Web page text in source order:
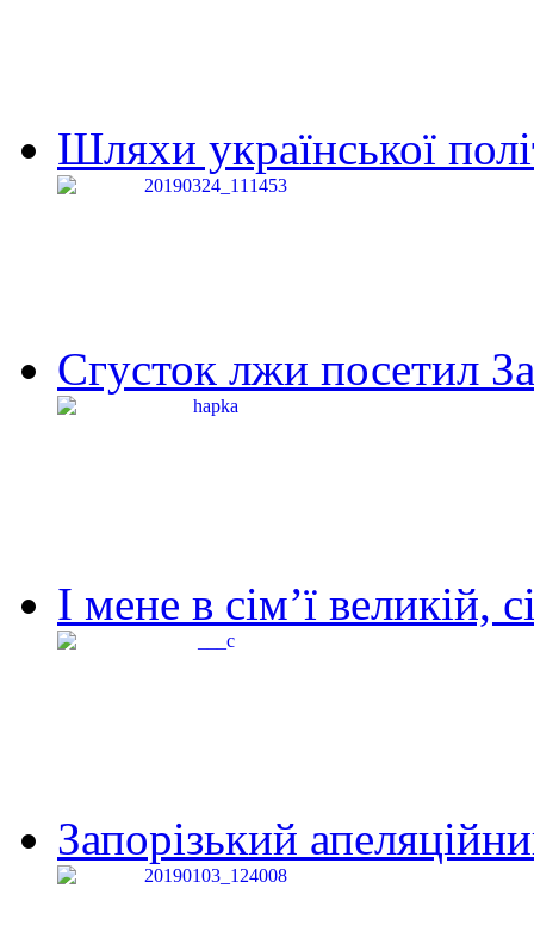
Шляхи української
Сгусток лжи посетил
І мене в сім’ї великій,
Запорізький